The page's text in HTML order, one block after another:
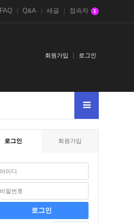
FAQ Q&A 새글 접속자 1
회원가입 로그인
로그인 회원가입